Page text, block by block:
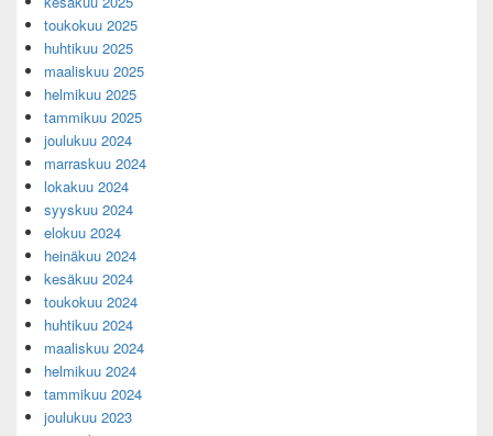
toukokuu 2025
huhtikuu 2025
maaliskuu 2025
helmikuu 2025
tammikuu 2025
joulukuu 2024
marraskuu 2024
lokakuu 2024
syyskuu 2024
elokuu 2024
heinäkuu 2024
kesäkuu 2024
toukokuu 2024
huhtikuu 2024
maaliskuu 2024
helmikuu 2024
tammikuu 2024
joulukuu 2023